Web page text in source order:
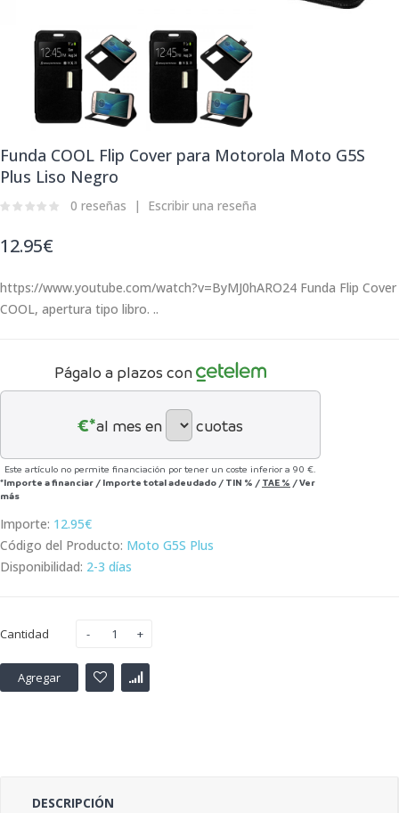
Funda COOL Flip Cover para Motorola Moto G5S
Plus Liso Negro
0 reseñas Escribir una reseña
12.95€
https://www.youtube.com/watch?v=ByMJ0hARO24 Funda Flip Cover
COOL, apertura tipo libro. ..
Págalo a plazos con
€*al mes en cuotas
Este artículo no permite financiación por tener un coste inferior a 90 €.
*Importe a financiar / Importe total adeudado / TIN % / TAE % /Ver
más
Importe: 12.95€
Código del Producto: Moto G5S Plus
Disponibilidad: 2-3 días
Cantidad
Agregar
DESCRIPCIÓN